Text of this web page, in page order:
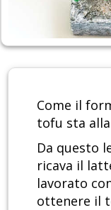
Come il
tofu sta
Da questo
ricava il
lavorato
ottenere il